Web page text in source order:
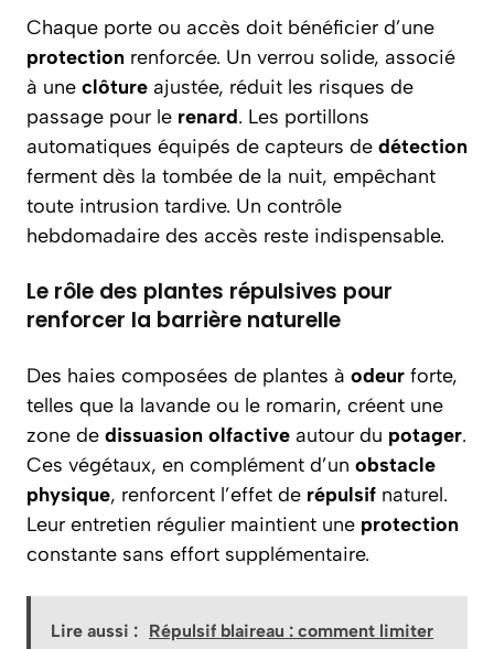
Chaque porte ou accès doit bénéficier d’une
protection renforcée. Un verrou solide, associé
à une clôture ajustée, réduit les risques de
passage pour le renard. Les portillons
automatiques équipés de capteurs de détection
ferment dès la tombée de la nuit, empêchant
toute intrusion tardive. Un contrôle
hebdomadaire des accès reste indispensable.
Le rôle des plantes répulsives pour
renforcer la barrière naturelle
Des haies composées de plantes à odeur forte,
telles que la lavande ou le romarin, créent une
zone de dissuasion olfactive autour du potager.
Ces végétaux, en complément d’un obstacle
physique, renforcent l’effet de répulsif naturel.
Leur entretien régulier maintient une protection
constante sans effort supplémentaire.
Lire aussi : Répulsif blaireau : comment limiter